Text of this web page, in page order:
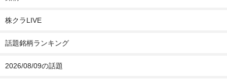
株クラLIVE
話題銘柄ランキング
2026/08/09の話題